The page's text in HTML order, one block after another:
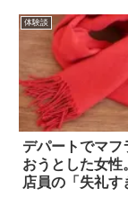
体験談
デパートでマフ
おうとした女性
店員の「失礼す